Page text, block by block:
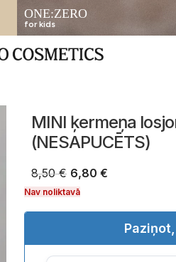
ONE:ZERO
for kids
MINI ķermeņa
(NESAPUCĒTS)
8,50€ 6,80 €
Nav noliktavā